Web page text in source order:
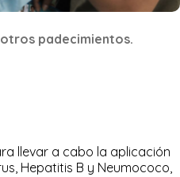
otros padecimientos.
llevar a cabo la aplicación
Hepatitis B y Neumococo,